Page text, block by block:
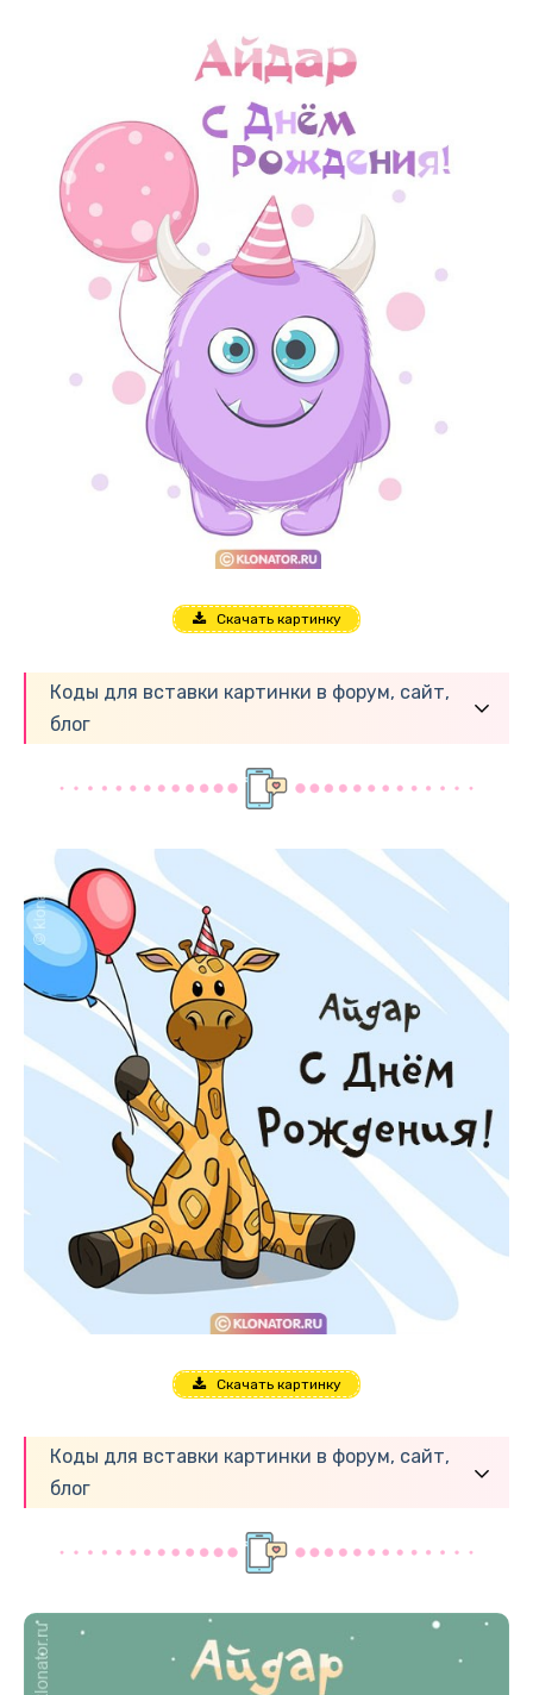
Скачать картинку
Коды для вставки картинки в форум, сайт,
блог
Скачать картинку
Коды для вставки картинки в форум, сайт,
блог